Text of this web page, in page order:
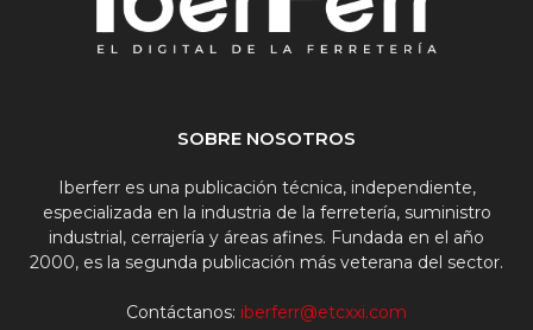
SOBRE NOSOTROS
Iberferr es una publicación técnica, independiente,
especializada en la industria de la ferretería, suministro
industrial, cerrajería y áreas afines. Fundada en el año
2000, es la segunda publicación más veterana del sector.
Contáctanos: iberferr@etcxxi.com